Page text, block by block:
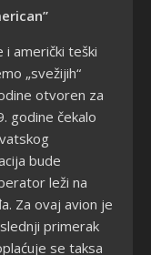
i američki teški
„svežijih“
otvoren za
godine čekalo
bude
leži na
Za ovaj avion je
primerak
se taksa